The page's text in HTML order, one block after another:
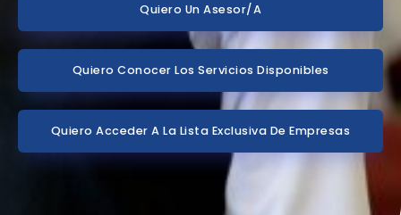
Quiero Un Asesor/a
Quiero Conocer Los Servicios Disponibles
Quiero Acceder A La Lista Exclusiva De Empresas